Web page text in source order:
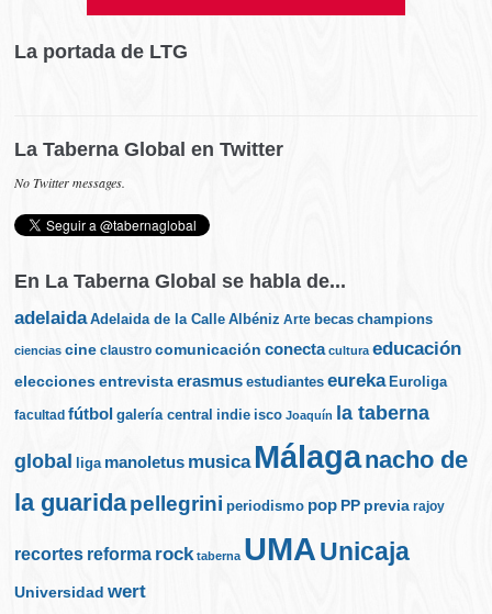
La portada de LTG
La Taberna Global en Twitter
No Twitter messages.
En La Taberna Global se habla de...
adelaida Adelaida de la Calle Albéniz Arte becas champions
ciencias cine claustro comunicación conecta cultura educación
elecciones entrevista erasmus estudiantes eureka Euroliga
facultad fútbol galería central indie isco Joaquín la taberna
global liga manoletus musica Málaganacho de
la guaridapellegrini periodismo pop PP previa rajoy
recortes reforma rock taberna UMA Unicaja
Universidad wert